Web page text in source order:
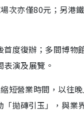
次亦僅80元；另港
度復辦；多間博
演及展覽。
短營業時間，以往
拋磚引玉」，與業